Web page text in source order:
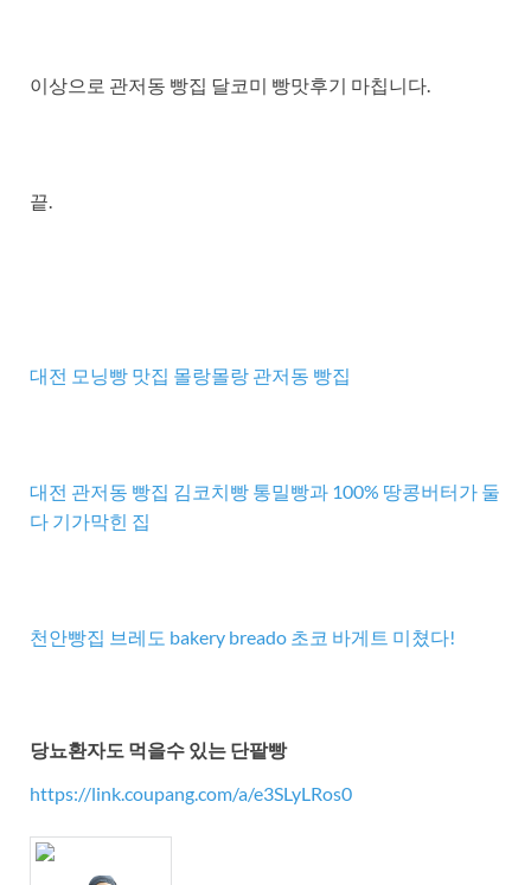
이상으로 관저동 빵집 달코미 빵맛후기 마칩니다.
끝.
대전 모닝빵 맛집 몰랑몰랑 관저동 빵집
대전 관저동 빵집 김코치빵 통밀빵과 100% 땅콩버터가 둘
다 기가막힌 집
천안빵집 브레도 bakery breado 초코 바게트 미쳤다!
당뇨환자도 먹을수 있는 단팥빵
https://link.coupang.com/a/e3SLyLRos0